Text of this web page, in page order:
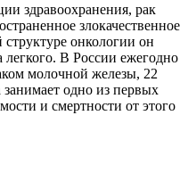
здравоохранения, рак
злокачественное
онкологии он
легкого. В России ежегодно
молочной железы, 22
одно из первых
и смертности от этого